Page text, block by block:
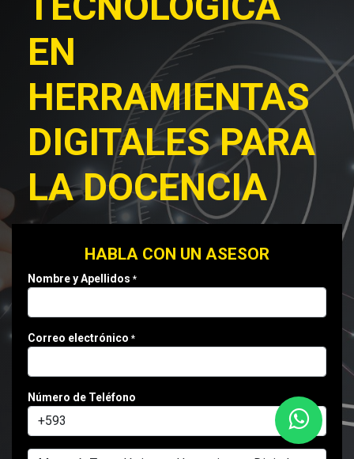
EN
HERRAMIENTAS
DIGITALES PARA
LA DOCENCIA
HABLA CON UN ASESOR
Nombre y Apellidos *
Correo electrónico *
Número de Teléfono